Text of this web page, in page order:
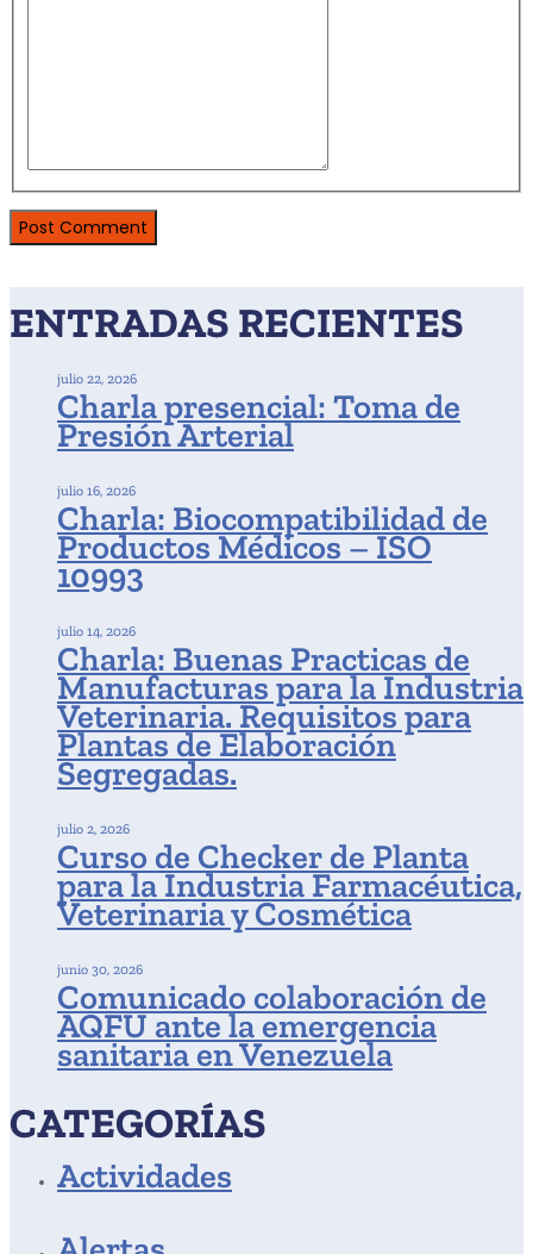
ENTRADAS RECIENTES
Charla presencial: Toma de
Presión Arterial
julio 22, 2026
Charla: Biocompatibilidad de
Productos Médicos – ISO
10993
julio 16, 2026
Charla: Buenas Practicas de
Manufacturas para la Industria
Veterinaria. Requisitos para
Plantas de Elaboración
Segregadas.
julio 14, 2026
Curso de Checker de Planta
para la Industria Farmacéutica,
Veterinaria y Cosmética
julio 2, 2026
Comunicado colaboración de
AQFU ante la emergencia
sanitaria en Venezuela
junio 30, 2026
CATEGORÍAS
Actividades